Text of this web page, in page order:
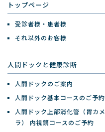
トップページ
受診者様・患者様
それ以外のお客様
人間ドックと健康診断
人間ドックのご案内
人間ドック基本コースのご予約
人間ドック上部消化管（胃カメ
ラ）
内視鏡コースのご予約